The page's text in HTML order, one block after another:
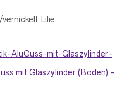
Lilie